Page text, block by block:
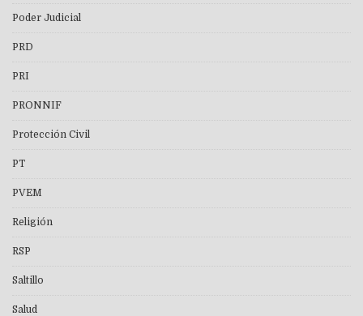
Poder Judicial
PRD
PRI
PRONNIF
Protección Civil
PT
PVEM
Religión
RSP
Saltillo
Salud